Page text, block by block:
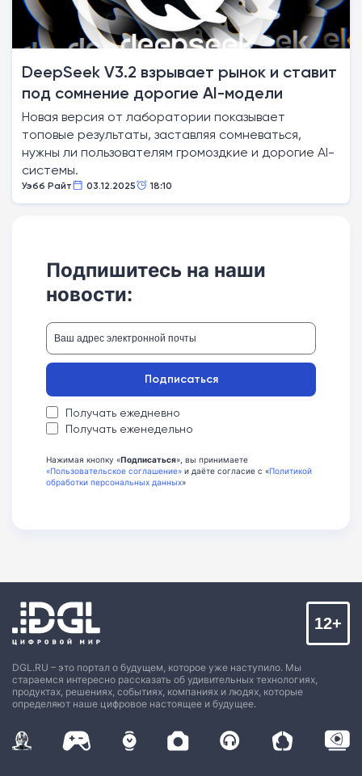
DeepSeek V3.2 взрывает рынок и ставит
под сомнение дорогие AI-модели
Новая версия от лаборатории показывает
топовые результаты, заставляя сомневаться,
нужны ли пользователям громоздкие и дорогие AI-
системы.
Уэбб Райт 03.12.2025 18:10
Подпишитесь на наши
новости:
Получать ежедневно
Получать еженедельно
Подписаться
Нажимая кнопку «Подписаться», вы принимаете
«Пользовательское соглашение» и даёте согласие с «Политикой
обработки персональных данных»
DGL.RU – это портал о будущем, которое уже наступило. Мы
стараемся интересно рассказать об удивительных технологиях,
продуктах, решениях, событиях, компаниях и людях, которые
определяют наше цифровое настоящее и будущее.
12+